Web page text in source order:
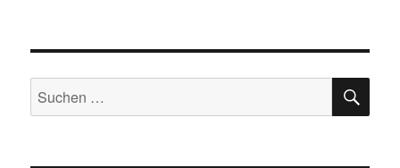
fest
euch
Suchen
nach: